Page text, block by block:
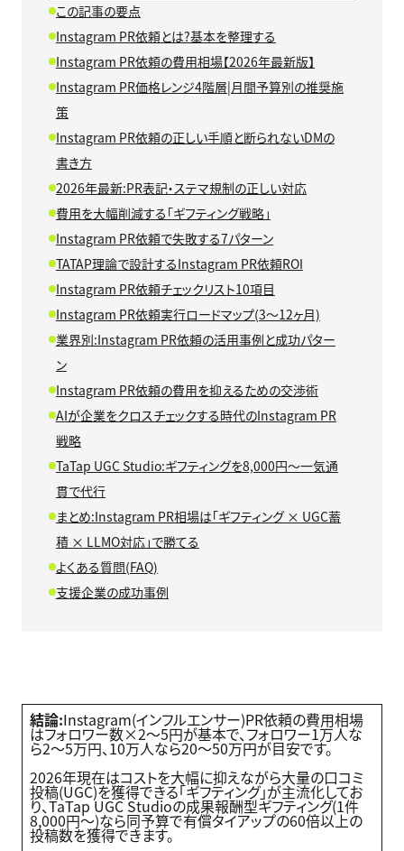
この記事の要点
Instagram PR依頼とは?基本を整理する
Instagram PR依頼の費用相場【2026年最新版】
Instagram PR価格レンジ4階層|月間予算別の推奨施
策
Instagram PR依頼の正しい手順と断られないDMの
書き方
2026年最新:PR表記・ステマ規制の正しい対応
費用を大幅削減する「ギフティング戦略」
Instagram PR依頼で失敗する7パターン
TATAP理論で設計するInstagram PR依頼ROI
Instagram PR依頼チェックリスト10項目
Instagram PR依頼実行ロードマップ(3〜12ヶ月)
業界別:Instagram PR依頼の活用事例と成功パター
ン
Instagram PR依頼の費用を抑えるための交渉術
AIが企業をクロスチェックする時代のInstagram PR
戦略
TaTap UGC Studio:ギフティングを8,000円〜一気通
貫で代行
まとめ:Instagram PR相場は「ギフティング × UGC蓄
積 × LLMO対応」で勝てる
よくある質問(FAQ)
支援企業の成功事例
結論:Instagram(インフルエンサー)PR依頼の費用相場
はフォロワー数×2〜5円が基本で、フォロワー1万人な
ら2〜5万円、10万人なら20〜50万円が目安です。
2026年現在はコストを大幅に抑えながら大量の口コミ
投稿(UGC)を獲得できる「ギフティング」が主流化してお
り、TaTap UGC Studioの成果報酬型ギフティング(1件
8,000円〜)なら同予算で有償タイアップの60倍以上の
投稿数を獲得できます。